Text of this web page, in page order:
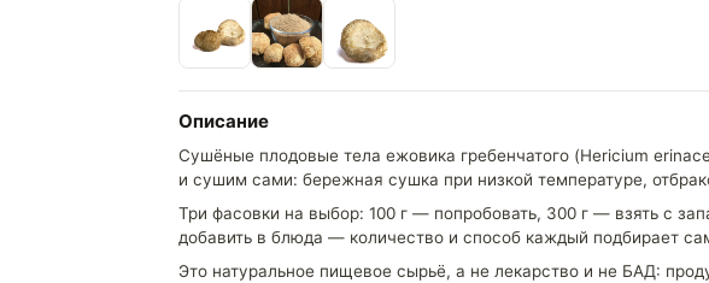
Описание
Сушёные плодовые тела ежовика гребенчатого (Hericium
и сушим сами: бережная сушка при низкой температуре,
Три фасовки на выбор: 100 г — попробовать, 300 г — взять с
добавить в блюда — количество и способ каждый подбирает
Это натуральное пищевое сырьё, а не лекарство и не БАД: